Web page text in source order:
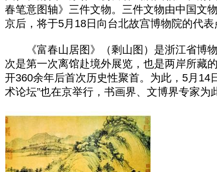
春笔意图轴》三件文物。三件文物由中国文
京后，将于5月18日向台北故宫博物院的代表
《富春山居图》（剩山图）是浙江省博
次是第一次离馆赴境外展览，也是两岸所藏
开360余年后首次历史性聚首。为此，5月14
术论坛”也在京举行，书画界、文博界专家为